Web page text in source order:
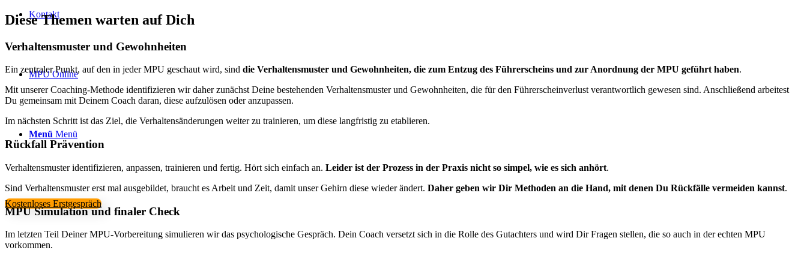
Kontakt
MPU Online
Menü Menü
Kostenloses Erstgespräch
Diese Themen warten auf Dich
Verhaltensmuster und Gewohnheiten
Ein zentraler Punkt, auf den in jeder MPU geschaut wird, sind die Verhaltensmuster und Gewohnheiten, die zum Entzug des Führerscheins und zur Anordnung der MPU geführt haben.
Mit unserer Coaching-Methode identifizieren wir daher zunächst Deine bestehenden Verhaltensmuster und Gewohnheiten, die für den Führerscheinverlust verantwortlich gewesen sind. Anschließend arbeitest
Du gemeinsam mit Deinem Coach daran, diese aufzulösen oder anzupassen.
Im nächsten Schritt ist das Ziel, die Verhaltensänderungen weiter zu trainieren, um diese langfristig zu etablieren.
Rückfall Prävention
Verhaltensmuster identifizieren, anpassen, trainieren und fertig. Hört sich einfach an. Leider ist der Prozess in der Praxis nicht so simpel, wie es sich anhört.
Sind Verhaltensmuster erst mal ausgebildet, braucht es Arbeit und Zeit, damit unser Gehirn diese wieder ändert. Daher geben wir Dir Methoden an die Hand, mit denen Du Rückfälle vermeiden kannst.
MPU Simulation und finaler Check
Im letzten Teil Deiner MPU-Vorbereitung simulieren wir das psychologische Gespräch. Dein Coach versetzt sich in die Rolle des Gutachters und wird Dir Fragen stellen, die so auch in der echten MPU
vorkommen.